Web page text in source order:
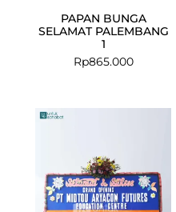
PAPAN BUNGA
SELAMAT PALEMBANG
1
Rp865.000
Rp916.000.